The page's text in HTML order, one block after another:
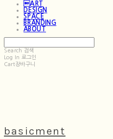
ART
DESIGN
SPACE
BRANDING
ABOUT
Search 검색
Log In 로그인
Cart장바구니
basicment